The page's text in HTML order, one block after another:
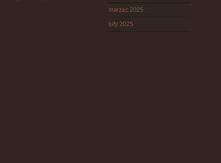
marzec 2025
luty 2025